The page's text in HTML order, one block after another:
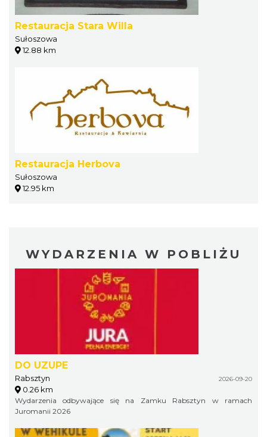
Restauracja Stara Willa
Sułoszowa
12.88 km
Restauracja Herbova
Sułoszowa
12.95 km
WYDARZENIA W POBLIŻU
DO UZUPE
Rabsztyn 2026-09-20
0.26 km
Wydarzenia odbywające się na Zamku Rabsztyn w ramach
Juromanii 2026